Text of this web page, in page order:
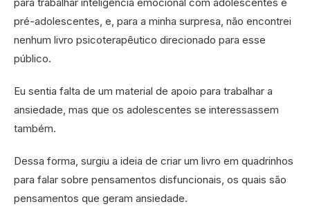
pré-adolescentes, e, para a minha surpresa, não encontrei
nenhum livro psicoterapêutico direcionado para esse
público.
Eu sentia falta de um material de apoio para trabalhar a
ansiedade, mas que os adolescentes se interessassem
também.
Dessa forma, surgiu a ideia de criar um livro em quadrinhos
para falar sobre pensamentos disfuncionais, os quais são
pensamentos que geram ansiedade.